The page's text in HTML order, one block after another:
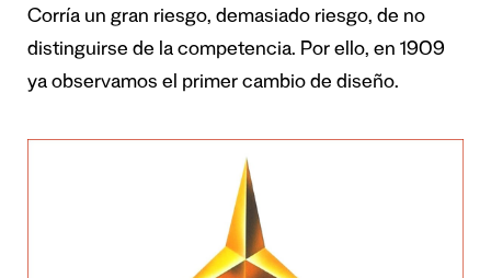
Corría un gran riesgo, demasiado riesgo, de no
distinguirse de la competencia. Por ello, en 1909
ya observamos el primer cambio de diseño.